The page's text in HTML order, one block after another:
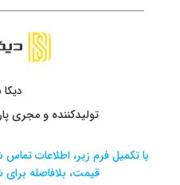
تولیدکننده و مجری
با تکميل فرم زیر، اطلاعات
قيمت، بلافاصله